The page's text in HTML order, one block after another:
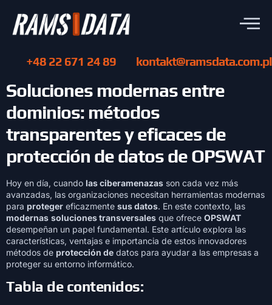
+48 22 671 24 89 kontakt@ramsdata.com.pl
Soluciones modernas entre
dominios: métodos
transparentes y eficaces de
protección de datos de OPSWAT
Hoy en día, cuando las ciberamenazas son cada vez más
avanzadas, las organizaciones necesitan herramientas modernas
para proteger eficazmente sus datos. En este contexto, las
modernas soluciones transversales que ofrece OPSWAT
desempeñan un papel fundamental. Este artículo explora las
características, ventajas e importancia de estos innovadores
métodos de protección de datos para ayudar a las empresas a
proteger su entorno informático.
Tabla de contenidos: